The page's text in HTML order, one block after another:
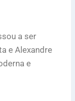
a ser
e Alexandre
e